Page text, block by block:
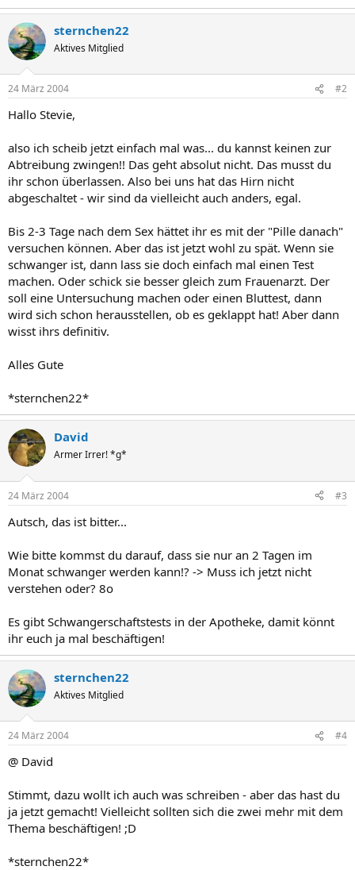
sternchen22
Aktives Mitglied
24 März 2004 #2
Hallo Stevie,
also ich scheib jetzt einfach mal was... du kannst keinen zur
Abtreibung zwingen!! Das geht absolut nicht. Das musst du
ihr schon überlassen. Also bei uns hat das Hirn nicht
abgeschaltet - wir sind da vielleicht auch anders, egal.
Bis 2-3 Tage nach dem Sex hättet ihr es mit der "Pille danach"
versuchen können. Aber das ist jetzt wohl zu spät. Wenn sie
schwanger ist, dann lass sie doch einfach mal einen Test
machen. Oder schick sie besser gleich zum Frauenarzt. Der
soll eine Untersuchung machen oder einen Bluttest, dann
wird sich schon herausstellen, ob es geklappt hat! Aber dann
wisst ihrs definitiv.
Alles Gute
*sternchen22*
David
Armer Irrer! *g*
24 März 2004 #3
Autsch, das ist bitter...
Wie bitte kommst du darauf, dass sie nur an 2 Tagen im
Monat schwanger werden kann!? -> Muss ich jetzt nicht
verstehen oder? 8o
Es gibt Schwangerschaftstests in der Apotheke, damit könnt
ihr euch ja mal beschäftigen!
sternchen22
Aktives Mitglied
24 März 2004 #4
@ David
Stimmt, dazu wollt ich auch was schreiben - aber das hast du
ja jetzt gemacht! Vielleicht sollten sich die zwei mehr mit dem
Thema beschäftigen! ;D
*sternchen22*